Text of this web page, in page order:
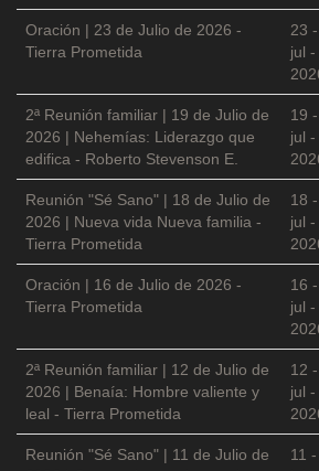
Oración | 23 de Julio de 2026 -
Tierra Prometida
23 -
jul -
2ª Reunión familiar | 19 de Julio de
2026 | Nehemías: Liderazgo que
edifica - Roberto Stevenson E.
19 -
jul -
Reunión "Sé Sano" | 18 de Julio de
2026 | Nueva vida Nueva familia -
Tierra Prometida
18 -
jul -
Oración | 16 de Julio de 2026 -
Tierra Prometida
16 -
jul -
2ª Reunión familiar | 12 de Julio de
2026 | Benaía: Hombre valiente y
leal - Tierra Prometida
12 -
jul -
Reunión "Sé Sano" | 11 de Julio de
11 -